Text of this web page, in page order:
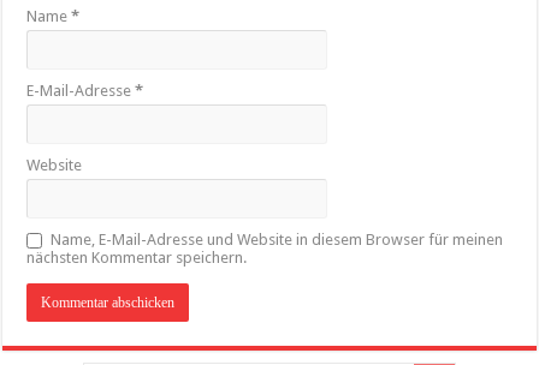
Name*
E-Mail-Adresse*
Website
Name, E-Mail-Adresse und Website in diesem Browser für meinen
nächsten Kommentar speichern.